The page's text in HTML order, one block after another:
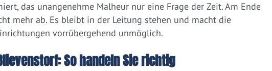
das unangenehme Malheur nur eine Frage der Zeit. Am Ende
mehr ab. Es bleibt in der Leitung stehen und macht die
vorrübergehend unmöglich.
So handeln Sie richtig